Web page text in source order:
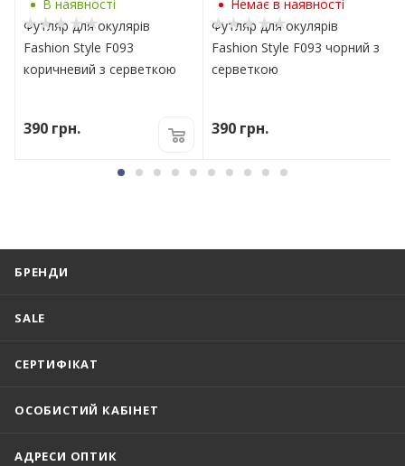
В наявності
Футляр для окулярів
Fashion Style F093
коричневий з серветкою
390 грн.
Немає в наявності
Футляр для окулярів
Fashion Style F093 чорний з
серветкою
390 грн.
БРЕНДИ
SALE
СЕРТИФІКАТ
ОСОБИСТИЙ КАБІНЕТ
АДРЕСИ ОПТИК